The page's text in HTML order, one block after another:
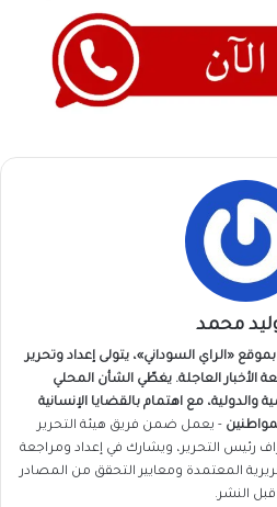
محمد
«الراي السوداني»، يتولى إعداد وتحرير
الأخبار العاجلة. يغطّي الشأن المحلي
والدولية، مع اهتمام بالقضايا الإنسانية
- يعمل ضمن فريق هيئة التحرير
رئيس التحرير، ويشارك في إعداد ومراجعة
المعتمدة ومعايير التحقق من المصادر
قبل النشر.